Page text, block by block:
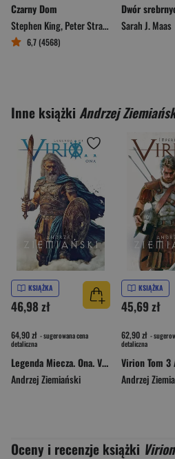
Czarny Dom
Stephen King,Peter Straub
6,7 (4568)
Sarah J. Maas
Inne książki Andrzej
KSIĄŻKA
46,98 zł
64,90 zł - sugerowana cena
detaliczna
Legenda Miecza. Ona. Virion. Tom 2
Andrzej Ziemiański
KSIĄŻKA
45,69 zł
62,90 zł -
detaliczna
Virion Tom 3
Andrzej
Oceny i recenzje książki